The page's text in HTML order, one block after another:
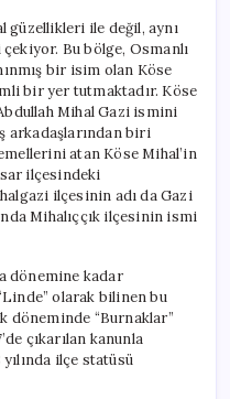
güzellikleri ile değil, aynı
Bu bölge, Osmanlı
bir isim olan Köse
bir yer tutmaktadır. Köse
Mihal Gazi ismini
arkadaşlarından biri
atan Köse Mihal’in
ilçesindeki
ilçesinin adı da Gazi
Mihalıççık ilçesinin ismi
dönemine kadar
olarak bilinen bu
döneminde “Burnaklar”
çıkarılan kanunla
ilçe statüsü